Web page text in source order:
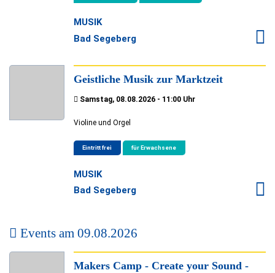
MUSIK
Bad Segeberg
Geistliche Musik zur Marktzeit
Samstag, 08.08.2026 - 11:00 Uhr
Violine und Orgel
Eintritt frei für Erwachsene
MUSIK
Bad Segeberg
Events am 09.08.2026
Makers Camp - Create your Sound -